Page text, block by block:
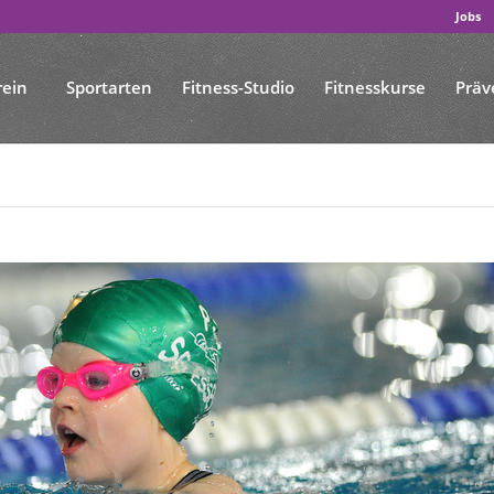
Jobs
Sportarten Fitness-Studio Fitnesskurse